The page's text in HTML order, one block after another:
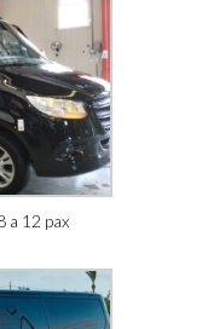
a 12 pax